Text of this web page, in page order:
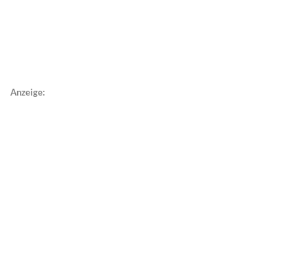
Anzeige: